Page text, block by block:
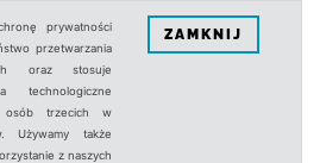
prywatności
przetwarzania
oraz stosuje
technologiczne
osób trzecich w
Używamy także
z naszych
ZAMKNIJ